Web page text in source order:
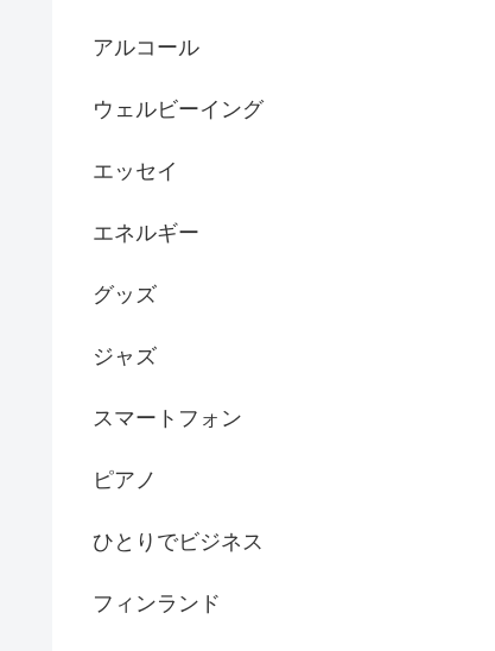
アルコール
ウェルビーイング
エッセイ
エネルギー
グッズ
ジャズ
スマートフォン
ピアノ
ひとりでビジネス
フィンランド